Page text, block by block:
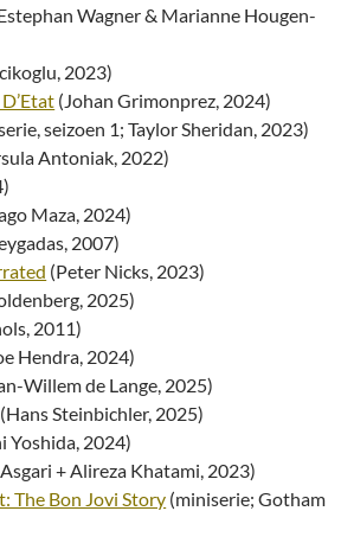
Wagner & Marianne Hougen-
2023)
(Johan Grimonprez, 2024)
seizoen 1; Taylor Sheridan, 2023)
Antoniak, 2022)
Maza, 2024)
2007)
(Peter Nicks, 2023)
2025)
2011)
Hendra, 2024)
Willem de Lange, 2025)
(Hans Steinbichler, 2025)
Yoshida, 2024)
+ Alireza Khatami, 2023)
The Bon Jovi Story (miniserie; Gotham